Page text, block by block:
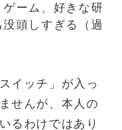
ーム、好きな研
頭しすぎる（過
イッチ」が入っ
せんが、本人の
るわけではあり